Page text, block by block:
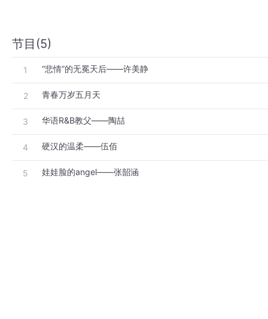
节目(5)
1 “悲情”的无冕天后——许美静
2 青春万岁五月天
3 华语R&B教父——陶喆
4 硬汉的温柔——伍佰
5 娃娃脸的angel——张韶涵